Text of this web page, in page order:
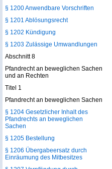
§ 1200 Anwendbare Vorschriften
§ 1201 Ablösungsrecht
§ 1202 Kündigung
§ 1203 Zulässige Umwandlungen
Abschnitt 8
Pfandrecht an beweglichen Sachen
und an Rechten
Titel 1
Pfandrecht an beweglichen Sachen
§ 1204 Gesetzlicher Inhalt des
Pfandrechts an beweglichen
Sachen
§ 1205 Bestellung
§ 1206 Übergabeersatz durch
Einräumung des Mitbesitzes